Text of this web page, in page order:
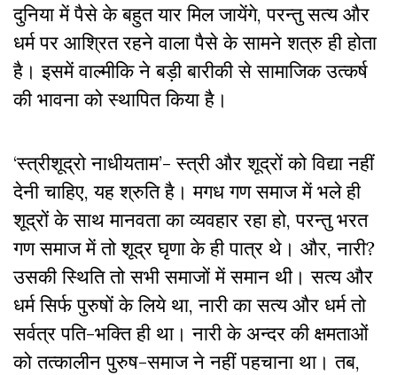
दुनिया में पैसे के बहुत यार मिल जायेंगे,परन्तु सत्य और
धर्म पर आश्रित रहने वाला पैसे के सामने शत्रु ही होता
है। इसमें वाल्मीकि ने बड़ी बारीकी से सामाजिक उत्कर्ष
की भावना को स्थापित किया है।
‘स्त्रीशूद्रो नाधीयताम’- स्त्री और शूद्रों को विद्या नहीं
देनी चाहिए,यह श्रुति है। मगध गण समाज में भले ही
शूद्रों के साथ मानवता का व्यवहार रहा हो,परन्तु भरत
गण समाज में तो शूद्र घृणा के ही पात्र थे। और,नारी?
उसकी स्थिति तो सभी समाजों में समान थी। सत्य और
धर्म सिर्फ पुरुषों के लिये था,नारी का सत्य और धर्म तो
सर्वत्र पति-भक्ति ही था। नारी के अन्दर की क्षमताओं
को तत्कालीन पुरुष-समाज ने नहीं पहचाना था। तब,